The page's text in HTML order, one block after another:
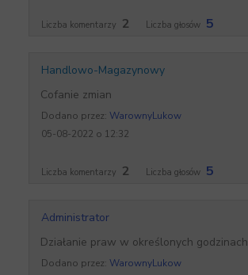
Liczba komentarzy 2 Liczba głosów 5
Handlowo-Magazynowy
Cofanie zmian
Dodano przez: WarownyLukow
05-08-2022 o 12:32
Liczba komentarzy 2 Liczba głosów 5
Administrator
Działanie praw w określonych godzinach
Dodano przez: WarownyLukow